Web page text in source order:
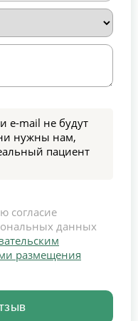
e-mail не будут
нужны нам,
пациент
согласие
данных
размещения